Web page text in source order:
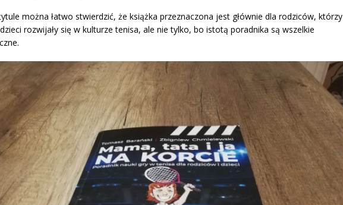
można łatwo stwierdzić, że książka przeznaczona jest głównie dla rodziców, którzy
rozwijały się w kulturze tenisa, ale nie tylko, bo istotą poradnika są wszelkie